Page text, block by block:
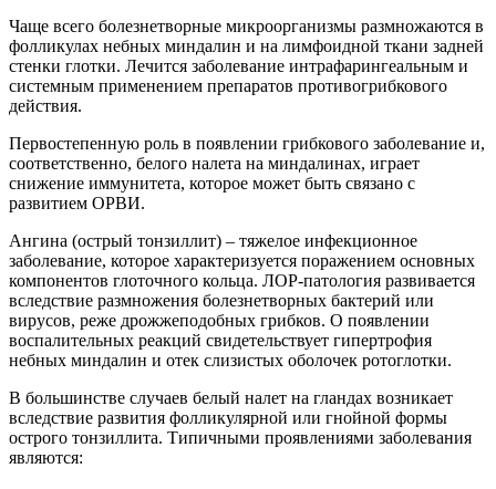
Чаще всего болезнетворные микроорганизмы размножаются в
фолликулах небных миндалин и на лимфоидной ткани задней
стенки глотки. Лечится заболевание интрафарингеальным и
системным применением препаратов противогрибкового
действия.
Первостепенную роль в появлении грибкового заболевание и,
соответственно, белого налета на миндалинах, играет
снижение иммунитета, которое может быть связано с
развитием ОРВИ.
Ангина (острый тонзиллит) – тяжелое инфекционное
заболевание, которое характеризуется поражением основных
компонентов глоточного кольца. ЛОР-патология развивается
вследствие размножения болезнетворных бактерий или
вирусов, реже дрожжеподобных грибков. О появлении
воспалительных реакций свидетельствует гипертрофия
небных миндалин и отек слизистых оболочек ротоглотки.
В большинстве случаев белый налет на гландах возникает
вследствие развития фолликулярной или гнойной формы
острого тонзиллита. Типичными проявлениями заболевания
являются: